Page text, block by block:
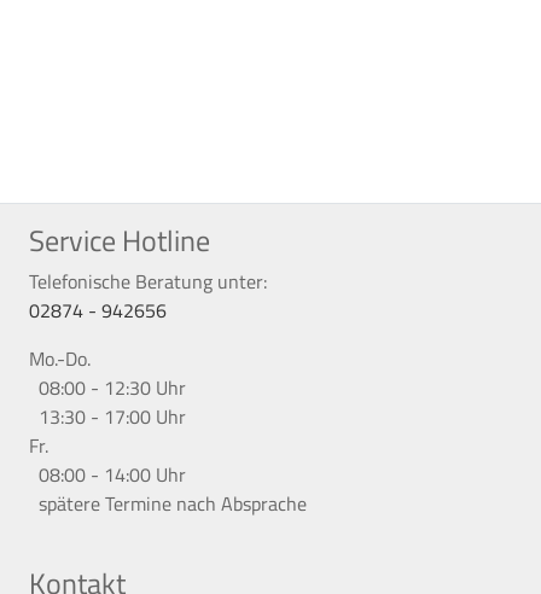
Service Hotline
Telefonische Beratung unter:
02874 - 942656
Mo.-Do.
08:00 - 12:30 Uhr
13:30 - 17:00 Uhr
Fr.
08:00 - 14:00 Uhr
spätere Termine nach Absprache
Kontakt